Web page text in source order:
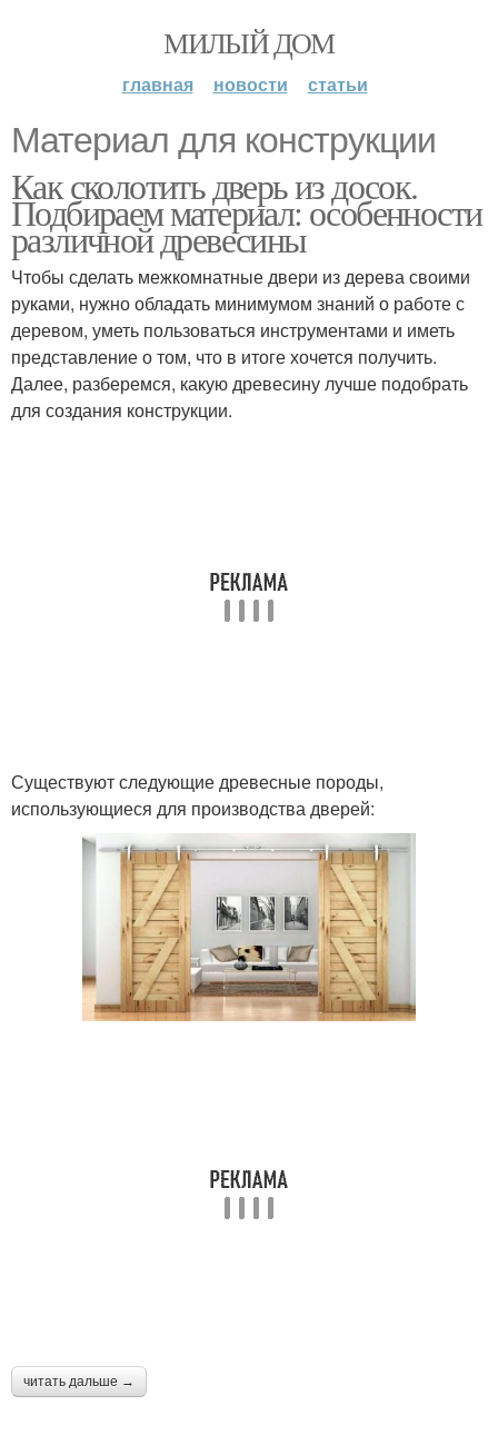
МИЛЫЙ ДОМ
главная новости статьи
Материал для конструкции
Как сколотить дверь из досок.
Подбираем материал: особенности
различной древесины
Чтобы сделать межкомнатные двери из дерева своими
руками, нужно обладать минимумом знаний о работе с
деревом, уметь пользоваться инструментами и иметь
представление о том, что в итоге хочется получить.
Далее, разберемся, какую древесину лучше подобрать
для создания конструкции.
Существуют следующие древесные породы,
использующиеся для производства дверей:
читать дальше →